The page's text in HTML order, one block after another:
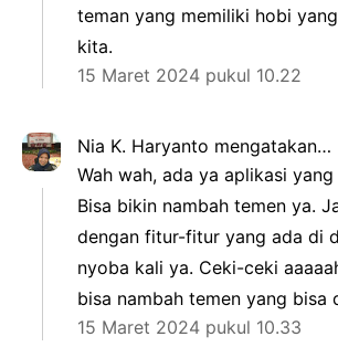
teman yang memiliki hobi
kita.
15 Maret 2024 pukul 10.22
Nia K. Haryanto mengatakan…
Wah wah, ada ya aplikasi
Bisa bikin nambah temen ya.
dengan fitur-fitur yang ada di
nyoba kali ya. Ceki-ceki
bisa nambah temen yang bisa
15 Maret 2024 pukul 10.33